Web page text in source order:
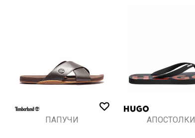
ПАПУЧИ АПОСТОЛКИ